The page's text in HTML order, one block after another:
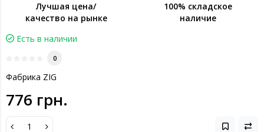
Лучшая цена/
качество на рынке
100% складское
наличие
Есть в наличии
0
Фабрика ZIG
776 грн.